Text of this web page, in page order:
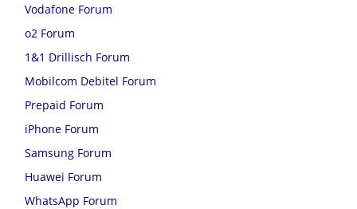
Vodafone Forum
o2 Forum
1&1 Drillisch Forum
Mobilcom Debitel Forum
Prepaid Forum
iPhone Forum
Samsung Forum
Huawei Forum
WhatsApp Forum